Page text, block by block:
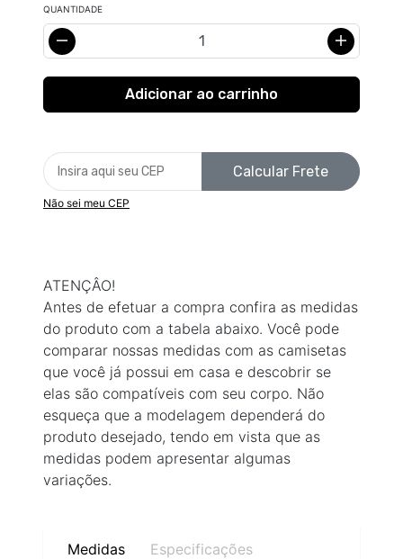
QUANTIDADE
Calcular Frete
Não sei meu CEP
ATENÇÂO!
Antes de efetuar a compra confira as medidas
do produto com a tabela abaixo. Você pode
comparar nossas medidas com as camisetas
que você já possui em casa e descobrir se
elas são compatíveis com seu corpo. Não
esqueça que a modelagem dependerá do
produto desejado, tendo em vista que as
medidas podem apresentar algumas
variações.
Medidas Especificações